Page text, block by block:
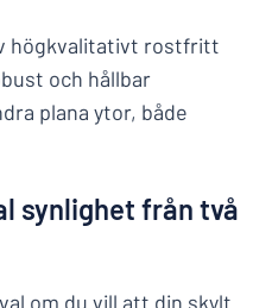
högkvalitativt rostfritt
och hållbar
plana ytor, både
synlighet från två
om du vill att din skylt